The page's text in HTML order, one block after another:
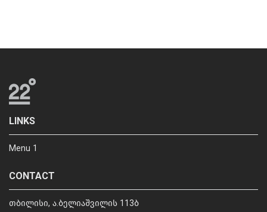
LINKS
Menu 1
CONTACT
თბილისი, ა.ბელიაშვილის 113ბ